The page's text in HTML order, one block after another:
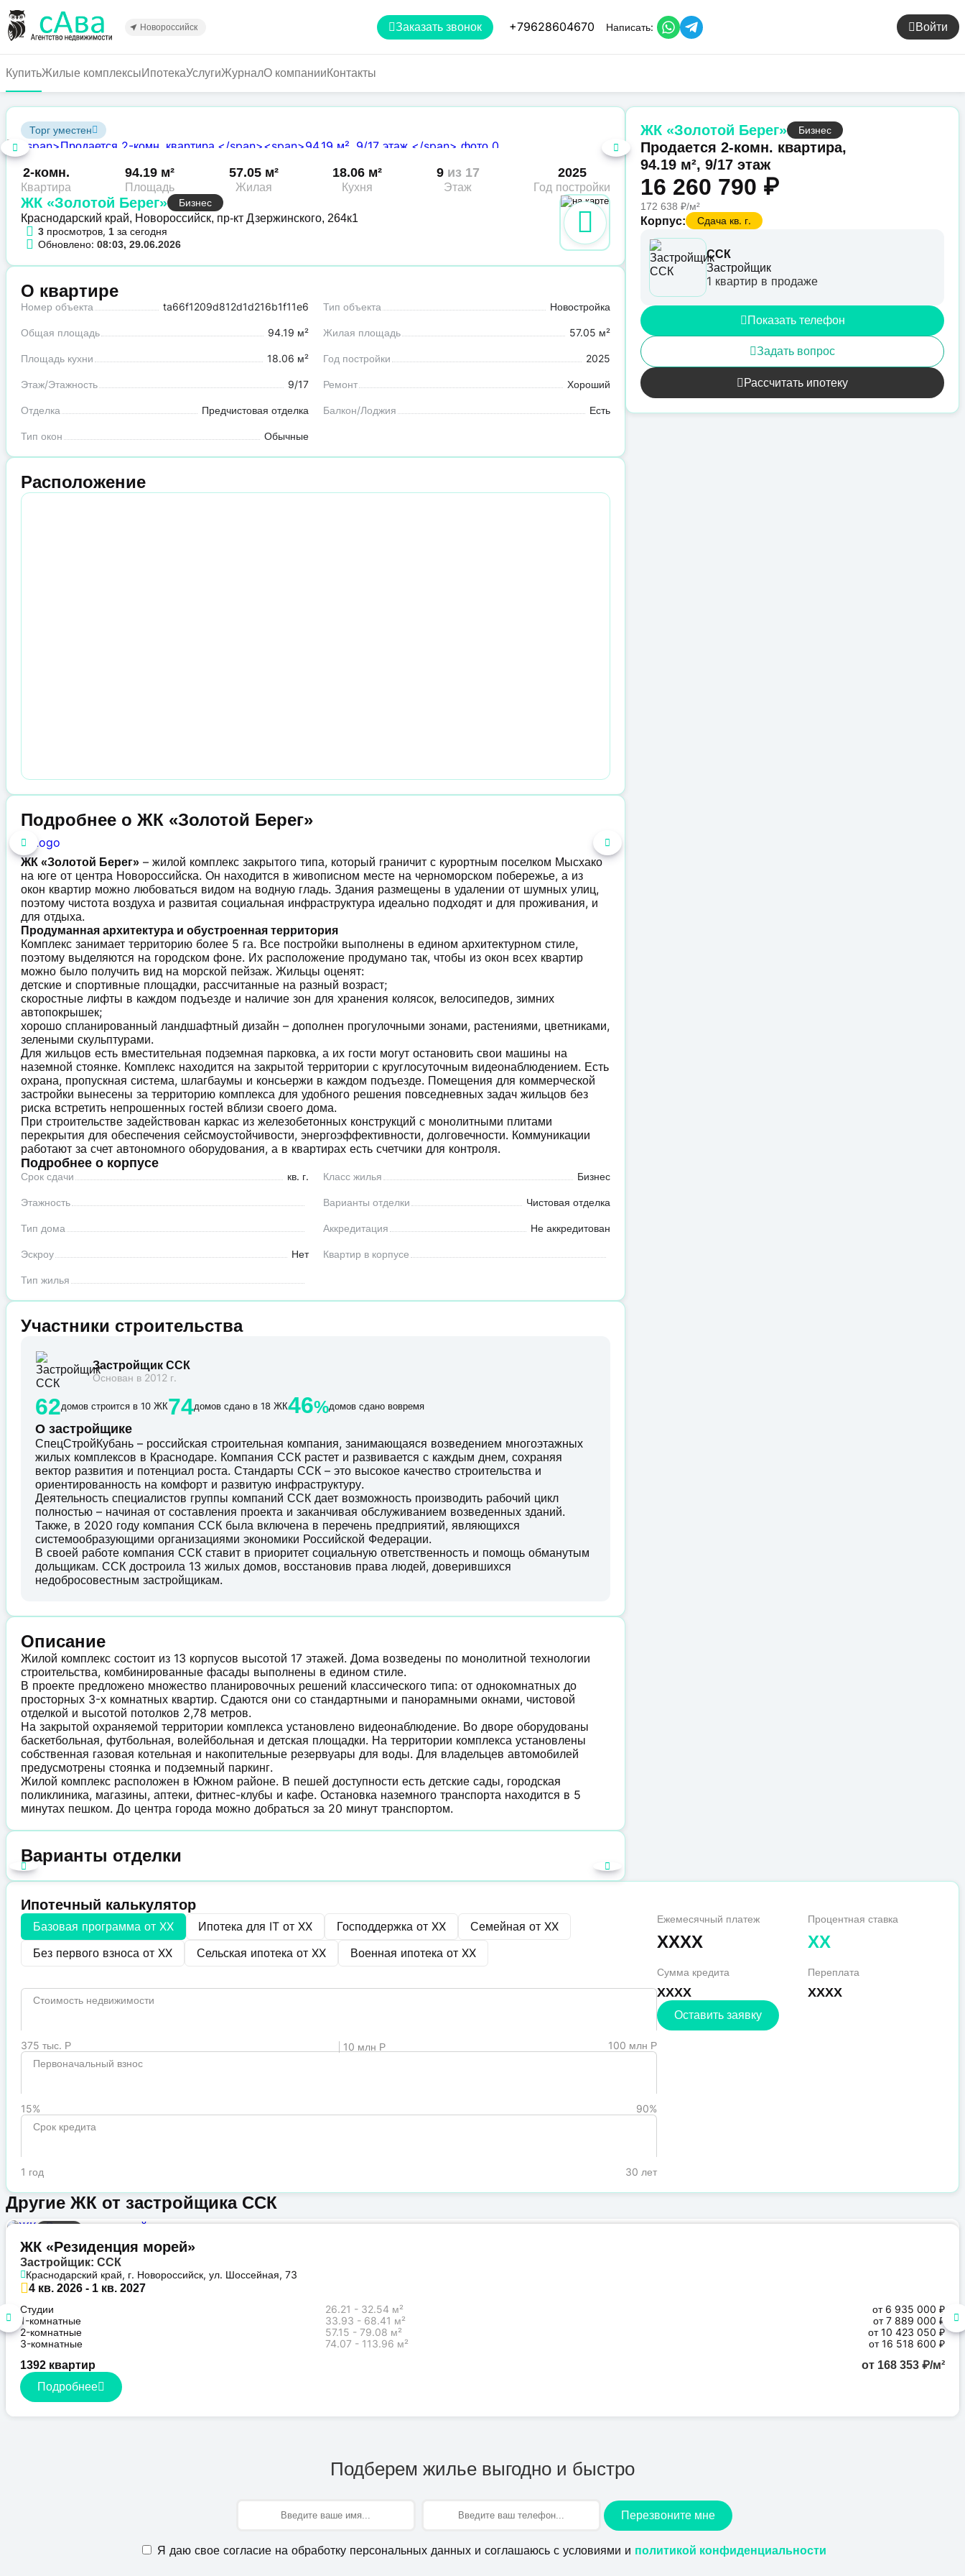
Перейти
основному
Новороссийск Заказать звонок +79628604670 Написать: Войти
КупитьЖилые комплексыИпотекаУслугиЖурналО компанииКонтакты
Торг уместен
2-комн.
Квартира
94.19 м²
Площадь
57.05 м²
Жилая
18.06 м²
Кухня
9 из 17
Этаж
2025
Год постройки
ЖК «Золотой Берег»
Бизнес
Краснодарский край, Новороссийск, пр-кт Дзержинского, 264к1
3 просмотров, 1 за сегодня
Обновлено: 08:03, 29.06.2026
О квартире
Номер объекта ta66f1209d812d1d216b1f11e6 Тип объекта Новостройка
Общая площадь 94.19 м² Жилая площадь 57.05 м²
Площадь кухни 18.06 м² Год постройки 2025
Этаж/Этажность 9/17 Ремонт Хороший
Отделка Предчистовая отделка Балкон/Лоджия Есть
Тип окон Обычные
Расположение
Подробнее о ЖК «Золотой Берег»
ЖК «Золотой Берег» – жилой комплекс закрытого типа, который граничит с курортным поселком Мысхако
на юге от центра Новороссийска. Он находится в живописном месте на черноморском побережье, а из
окон квартир можно любоваться видом на водную гладь. Здания размещены в удалении от шумных улиц,
поэтому чистота воздуха и развитая социальная инфраструктура идеально подходят и для проживания, и
для отдыха.
Продуманная архитектура и обустроенная территория
Комплекс занимает территорию более 5 га. Все постройки выполнены в едином архитектурном стиле,
поэтому выделяются на городском фоне. Их расположение продумано так, чтобы из окон всех квартир
можно было получить вид на морской пейзаж. Жильцы оценят:
детские и спортивные площадки, рассчитанные на разный возраст;
скоростные лифты в каждом подъезде и наличие зон для хранения колясок, велосипедов, зимних
автопокрышек;
хорошо спланированный ландшафтный дизайн – дополнен прогулочными зонами, растениями, цветниками,
зелеными скульптурами.
Для жильцов есть вместительная подземная парковка, а их гости могут остановить свои машины на
наземной стоянке. Комплекс находится на закрытой территории с круглосуточным видеонаблюдением. Есть
охрана, пропускная система, шлагбаумы и консьержи в каждом подъезде. Помещения для коммерческой
застройки вынесены за территорию комплекса для удобного решения повседневных задач жильцов без
риска встретить непрошенных гостей вблизи своего дома.
При строительстве задействован каркас из железобетонных конструкций с монолитными плитами
перекрытия для обеспечения сейсмоустойчивости, энергоэффективности, долговечности. Коммуникации
работают за счет автономного оборудования, а в квартирах есть счетчики для контроля.
Подробнее о корпусе
Срок сдачи кв. г. Класс жилья Бизнес
Этажность Варианты отделки Чистовая отделка
Тип дома Аккредитация Не аккредитован
Эскроу Нет Квартир в корпусе
Тип жилья
Участники строительства
Застройщик ССК
Основан в 2012 г.
62домов строится в 10 ЖК74домов сдано в 18 ЖК46%домов сдано вовремя
О застройщике
СпецСтройКубань – российская строительная компания, занимающаяся возведением многоэтажных
жилых комплексов в Краснодаре. Компания ССК растет и развивается с каждым днем, сохраняя
вектор развития и потенциал роста. Стандарты ССК – это высокое качество строительства и
ориентированность на комфорт и развитую инфраструктуру.
Деятельность специалистов группы компаний ССК дает возможность производить рабочий цикл
полностью – начиная от составления проекта и заканчивая обслуживанием возведенных зданий.
Также, в 2020 году компания ССК была включена в перечень предприятий, являющихся
системообразующими организациями экономики Российской Федерации.
В своей работе компания ССК ставит в приоритет социальную ответственность и помощь обманутым
дольщикам. ССК достроила 13 жилых домов, восстановив права людей, доверившихся
недобросовестным застройщикам.
Описание
Жилой комплекс состоит из 13 корпусов высотой 17 этажей. Дома возведены по монолитной технологии
строительства, комбинированные фасады выполнены в едином стиле.
В проекте предложено множество планировочных решений классического типа: от однокомнатных до
просторных 3-х комнатных квартир. Сдаются они со стандартными и панорамными окнами, чистовой
отделкой и высотой потолков 2,78 метров.
На закрытой охраняемой территории комплекса установлено видеонаблюдение. Во дворе оборудованы
баскетбольная, футбольная, волейбольная и детская площадки. На территории комплекса установлены
собственная газовая котельная и накопительные резервуары для воды. Для владельцев автомобилей
предусмотрены стоянка и подземный паркинг.
Жилой комплекс расположен в Южном районе. В пешей доступности есть детские сады, городская
поликлиника, магазины, аптеки, фитнес-клубы и кафе. Остановка наземного транспорта находится в 5
минутах пешком. До центра города можно добраться за 20 минут транспортом.
Варианты отделки
Продается 2-комн. квартира,
94.19 м², 9/17 этаж
16 260 790 ₽
172 638 ₽/м²
ЖК «Золотой Берег» Бизнес
Корпус: Сдача кв. г.
ССК
Застройщик
1 квартир в продаже
Показать телефон
Задать вопрос
Рассчитать ипотеку
Ипотечный калькулятор
Базовая программа от XX Ипотека для IT от XX Господдержка от XX Семейная от XX
Без первого взноса от XX Сельская ипотека от XX Военная ипотека от XX
Стоимость недвижимости
375 тыс. Р 10 млн Р
100 млн Р
Первоначальный взнос
15%
90%
Срок кредита
1 год 30 лет
Ежемесячный платеж
XXXX
Процентная ставка
XX
Сумма кредита
XXXX
Переплата
XXXX
Оставить заявку
Другие ЖК от застройщика ССК
ЖК «Резиденция морей»
Застройщик: ССК
Краснодарский край, г. Новороссийск, ул. Шоссейная, 73
4 кв. 2026 - 1 кв. 2027
Студии
26.21 - 32.54 м²
от 6 935 000 ₽
1-комнатные
33.93 - 68.41 м²
от 7 889 000 ₽
2-комнатные
57.15 - 79.08 м²
от 10 423 050 ₽
3-комнатные
74.07 - 113.96 м²
от 16 518 600 ₽
1392 квартир
от 168 353 ₽/м²
Подробнее
Подберем жилье выгодно и быстро
Перезвоните мне
Я даю свое согласие на обработку персональных данных и соглашаюсь с условиями и политикой конфиденциальности